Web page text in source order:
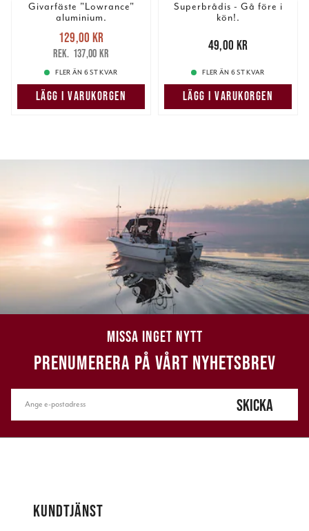
Givarfäste "Lowrance"
aluminium.
Nuvarande pris
129,00 krTidigare pris
137,00 kr
129,00 kr
137,00 kr
FLER ÄN 6 ST KVAR
LÄGG I VARUKORGEN
Superbrådis - Gå före i
kön!.
49,00 kr
49,00 kr
FLER ÄN 6 ST KVAR
LÄGG I VARUKORGEN
MISSA INGET NYTT
PRENUMERERA PÅ VÅRT NYHETSBREV
SKICKA
KUNDTJÄNST